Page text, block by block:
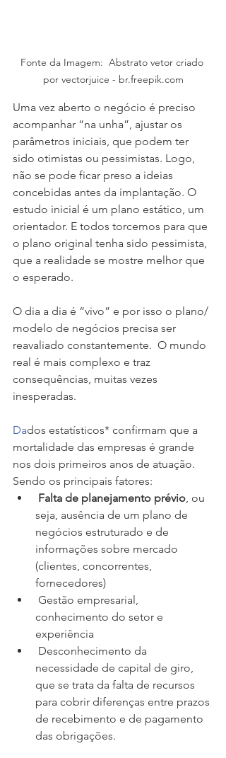
Fonte da Imagem:  Abstrato vetor criado
por vectorjuice - br.freepik.com
Uma vez aberto o negócio é preciso
acompanhar “na unha”, ajustar os
parâmetros iniciais, que podem ter
sido otimistas ou pessimistas. Logo,
não se pode ficar preso a ideias
concebidas antes da implantação. O
estudo inicial é um plano estático, um
orientador. E todos torcemos para que
o plano original tenha sido pessimista,
que a realidade se mostre melhor que
o esperado.
​O dia a dia é “vivo” e por isso o plano/
modelo de negócios precisa ser
reavaliado constantemente.  O mundo
real é mais complexo e traz
consequências, muitas vezes
inesperadas.​
Dados estatísticos* confirmam que a
mortalidade das empresas é grande
nos dois primeiros anos de atuação.
Sendo os principais fatores:
Falta de planejamento prévio, ou
seja, ausência de um plano de
negócios estruturado e de
informações sobre mercado
(clientes, concorrentes,
fornecedores)
conhecimento do setor e
experiência
necessidade de capital de giro,
que se trata da falta de recursos
para cobrir diferenças entre prazos
de recebimento e de pagamento
das obrigações.